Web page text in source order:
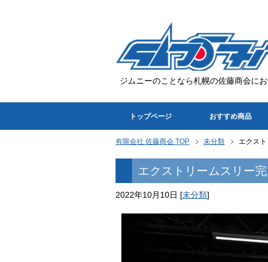
ジムニーのことなら札幌の佐藤商会にお
トップページ おすすめ商品
有限会社 佐藤商会 TOP 未分類 エクスト
エクストリームスリー完
2022年10月10日 [未分類]